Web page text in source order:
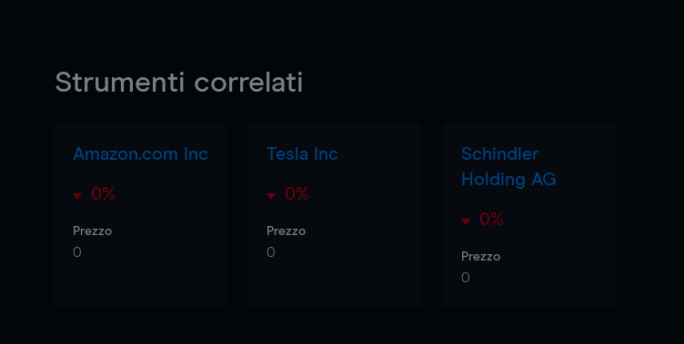
Strumenti correlati
Amazon.com Inc
0%
Prezzo
0
Tesla Inc
0%
Prezzo
0
Schindler
Holding AG
0%
Prezzo
0